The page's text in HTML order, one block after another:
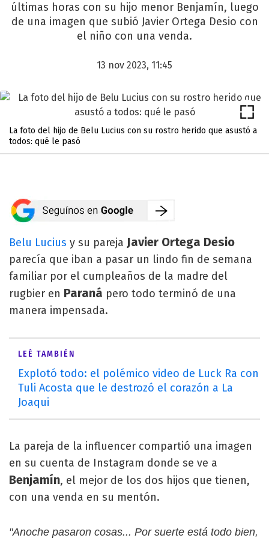
últimas horas con su hijo menor Benjamín, luego
de una imagen que subió Javier Ortega Desio con
el niño con una venda.
13 nov 2023, 11:45
La foto del hijo de Belu Lucius con su rostro herido que asustó a
todos: qué le pasó
Belu Lucius y su pareja Javier Ortega Desio
parecía que iban a pasar un lindo fin de semana
familiar por el cumpleaños de la madre del
rugbier en Paraná pero todo terminó de una
manera impensada.
LEÉ TAMBIÉN
Explotó todo: el polémico video de Luck Ra con
Tuli Acosta que le destrozó el corazón a La
Joaqui
La pareja de la influencer compartió una imagen
en su cuenta de Instagram donde se ve a
Benjamín, el mejor de los dos hijos que tienen,
con una venda en su mentón.
"Anoche pasaron cosas... Por suerte está todo bien,